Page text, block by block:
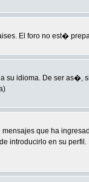
El foro no est�
idioma. De ser
que ha
introducirlo en su